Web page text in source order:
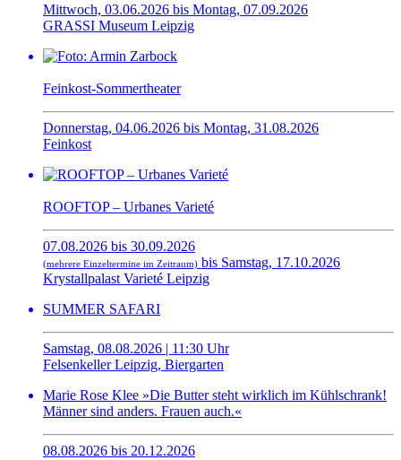
Mittwoch, 03.06.2026 bis Montag, 07.09.2026
GRASSI Museum Leipzig
Feinkost-Sommertheater
Donnerstag, 04.06.2026 bis Montag, 31.08.2026
Feinkost
ROOFTOP – Urbanes Varieté
07.08.2026 bis 30.09.2026
(mehrere Einzeltermine im Zeitraum) bis Samstag, 17.10.2026
Krystallpalast Varieté Leipzig
SUMMER SAFARI
Samstag, 08.08.2026 | 11:30 Uhr
Felsenkeller Leipzig, Biergarten
Marie Rose Klee »Die Butter steht wirklich im Kühlschrank!
Männer sind anders. Frauen auch.«
08.08.2026 bis 20.12.2026